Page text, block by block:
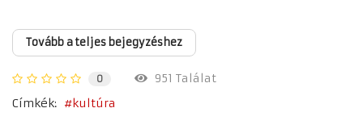
Tovább a teljes bejegyzéshez
0
951 Találat
Címkék:
kultúra